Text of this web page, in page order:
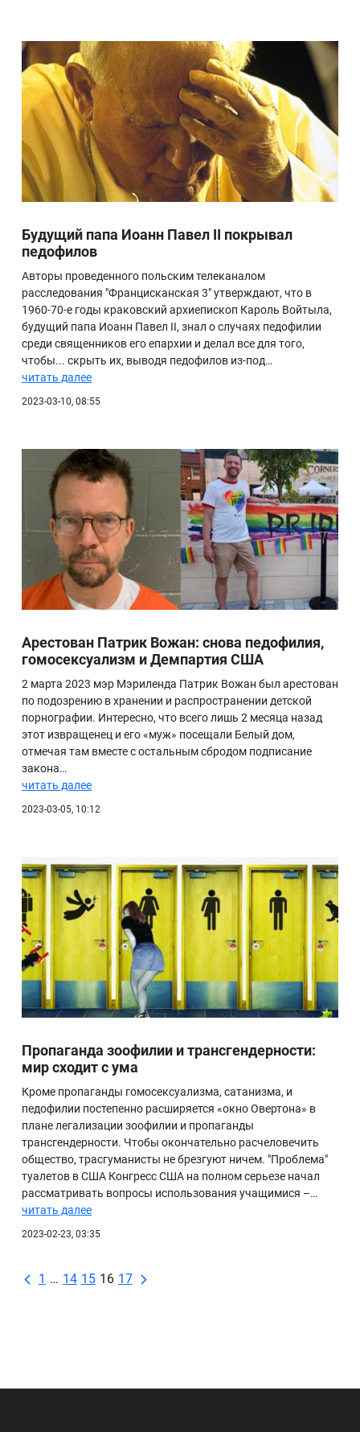
Будущий папа Иоанн Павел II покрывал
педофилов
Авторы проведенного польским телеканалом
расследования "Францисканская 3" утверждают, что в
1960-70-е годы краковский архиепископ Кароль Войтыла,
будущий папа Иоанн Павел II, знал о случаях педофилии
среди священников его епархии и делал все для того,
чтобы... скрыть их, выводя педофилов из-под…
читать далее
2023-03-10, 08:55
Арестован Патрик Вожан: снова педофилия,
гомосексуализм и Демпартия США
2 марта 2023 мэр Мэриленда Патрик Вожан был арестован
по подозрению в хранении и распространении детской
порнографии. Интересно, что всего лишь 2 месяца назад
этот извращенец и его «муж» посещали Белый дом,
отмечая там вместе с остальным сбродом подписание
закона…
читать далее
2023-03-05, 10:12
Пропаганда зоофилии и трансгендерности:
мир сходит с ума
Кроме пропаганды гомосексуализма, сатанизма, и
педофилии постепенно расширяется «окно Овертона» в
плане легализации зоофилии и пропаганды
трансгендерности. Чтобы окончательно расчеловечить
общество, трасгуманисты не брезгуют ничем. "Проблема"
туалетов в США Конгресс США на полном серьезе начал
рассматривать вопросы использования учащимися –…
читать далее
2023-02-23, 03:35
1 … 14 15 16 17